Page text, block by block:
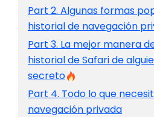
Part 2. Algunas formas
historial de navegación
Part 3. La mejor manera
historial de Safari de
secreto
Part 4. Todo lo que
navegación privada